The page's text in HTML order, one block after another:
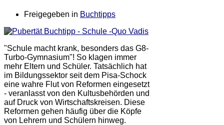
Freigegeben in Buchtipps
"Schule macht krank, besonders das G8-
Turbo-Gymnasium"! So klagen immer
mehr Eltern und Schüler. Tatsächlich hat
im Bildungssektor seit dem Pisa-Schock
eine wahre Flut von Reformen eingesetzt
- veranlasst von den Kultusbehörden und
auf Druck von Wirtschaftskreisen. Diese
Reformen gehen häufig über die Köpfe
von Lehrern und Schülern hinweg.